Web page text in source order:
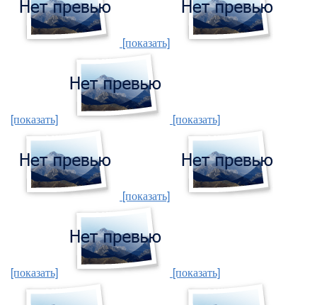
[показать]
[показать] [показать]
[показать]
[показать] [показать]